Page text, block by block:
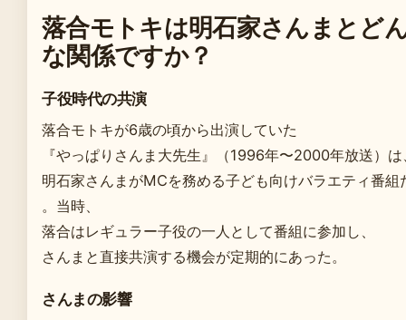
落合モトキは明石家さんまとど
な関係ですか？
子役時代の共演
落合モトキが6歳の頃から出演していた
『やっぱりさんま大先生』（1996年〜2000年放送）は
明石家さんまがMCを務める子ども向けバラエティ番組
。当時、
落合はレギュラー子役の一人として番組に参加し、
さんまと直接共演する機会が定期的にあった。
さんまの影響